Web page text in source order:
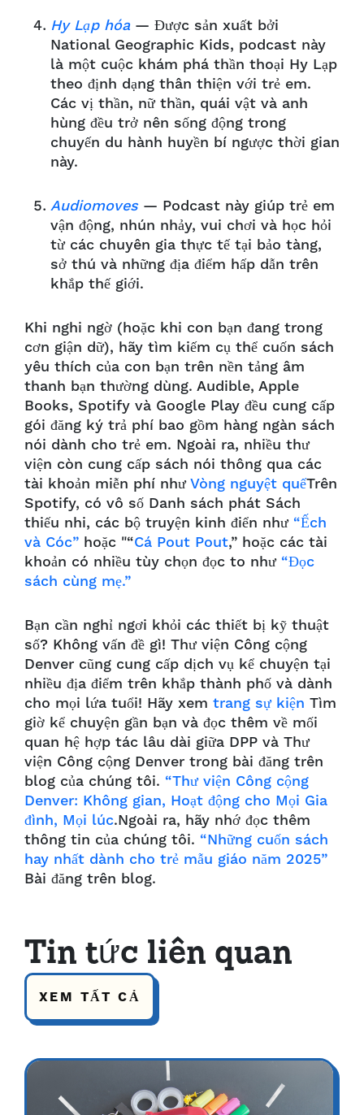
Hy Lạp hóa— Được sản xuất bởi
National Geographic Kids, podcast này
là một cuộc khám phá thần thoại Hy Lạp
theo định dạng thân thiện với trẻ em.
Các vị thần, nữ thần, quái vật và anh
hùng đều trở nên sống động trong
chuyến du hành huyền bí ngược thời gian
này.
Audiomoves— Podcast này giúp trẻ em
vận động, nhún nhảy, vui chơi và học hỏi
từ các chuyên gia thực tế tại bảo tàng,
sở thú và những địa điểm hấp dẫn trên
khắp thế giới.
Khi nghi ngờ (hoặc khi con bạn đang trong
cơn giận dữ), hãy tìm kiếm cụ thể cuốn sách
yêu thích của con bạn trên nền tảng âm
thanh bạn thường dùng. Audible, Apple
Books, Spotify và Google Play đều cung cấp
gói đăng ký trả phí bao gồm hàng ngàn sách
nói dành cho trẻ em. Ngoài ra, nhiều thư
viện còn cung cấp sách nói thông qua các
tài khoản miễn phí nhưVòng nguyệt quếTrên
Spotify, có vô số Danh sách phát Sách
thiếu nhi, các bộ truyện kinh điển như “Ếch
và Cóc” hoặc "“Cá Pout Pout,” hoặc các tài
khoản có nhiều tùy chọn đọc to như “Đọc
sách cùng mẹ.”
Bạn cần nghỉ ngơi khỏi các thiết bị kỹ thuật
số? Không vấn đề gì! Thư viện Công cộng
Denver cũng cung cấp dịch vụ kể chuyện tại
nhiều địa điểm trên khắp thành phố và dành
cho mọi lứa tuổi! Hãy xem trang sự kiện Tìm
giờ kể chuyện gần bạn và đọc thêm về mối
quan hệ hợp tác lâu dài giữa DPP và Thư
viện Công cộng Denver trong bài đăng trên
blog của chúng tôi. “Thư viện Công cộng
Denver: Không gian, Hoạt động cho Mọi Gia
đình, Mọi lúc.Ngoài ra, hãy nhớ đọc thêm
thông tin của chúng tôi. “Những cuốn sách
hay nhất dành cho trẻ mẫu giáo năm 2025”
Bài đăng trên blog.
Tin tức liên quan
XEM TẤT CẢ